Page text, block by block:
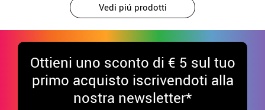
Vedi piú prodotti
Ottieni uno sconto di € 5 sul tuo
primo acquisto iscrivendoti alla
nostra newsletter*